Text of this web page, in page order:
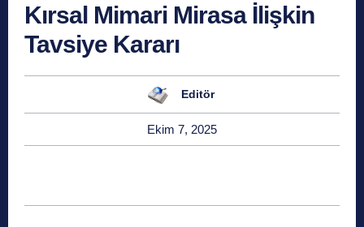
Kırsal Mimari Mirasa İlişkin
Tavsiye Kararı
Editör
Ekim 7, 2025